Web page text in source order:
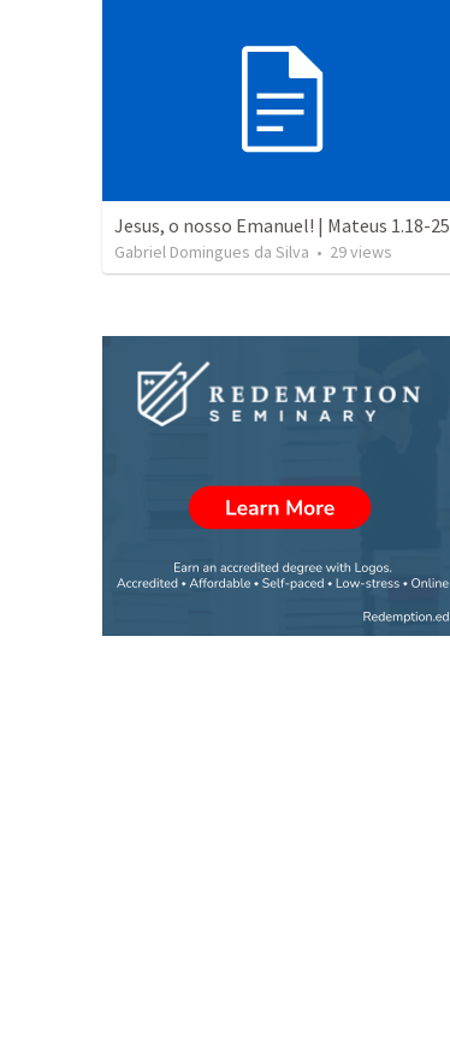
Jesus, o nosso Emanuel! | Mateus 1.18-25
Gabriel Domingues da Silva • 29views